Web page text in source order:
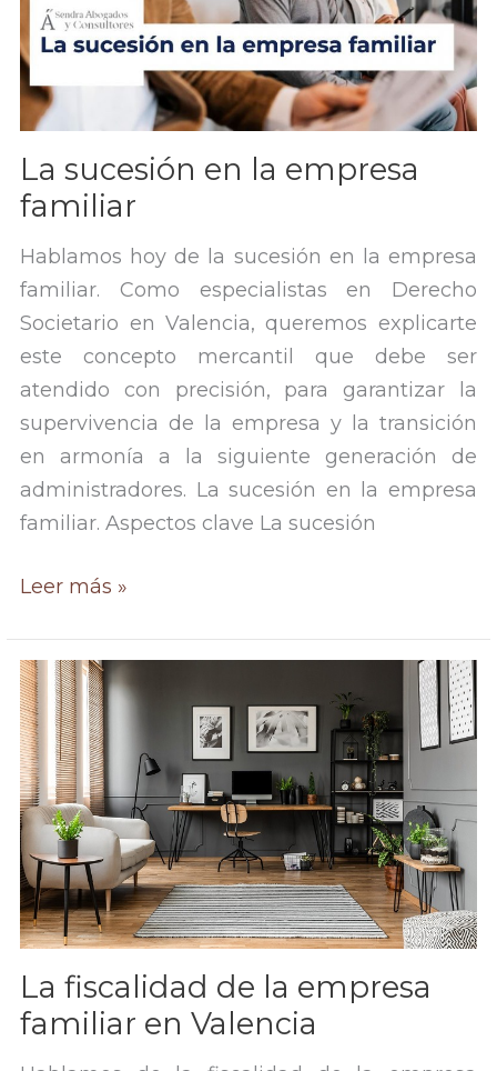
generacional.
La sucesión en la empresa
familiar
Hablamos hoy de la sucesión en la empresa
familiar. Como especialistas en Derecho
Societario en Valencia, queremos explicarte
este concepto mercantil que debe ser
atendido con precisión, para garantizar la
supervivencia de la empresa y la transición
en armonía a la siguiente generación de
administradores. La sucesión en la empresa
familiar. Aspectos clave La sucesión
La
la
empresa
familiar
Leer más »
La fiscalidad de la empresa
familiar en Valencia